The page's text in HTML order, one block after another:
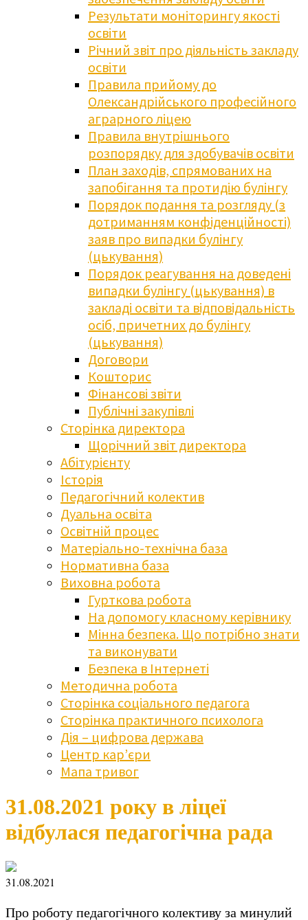
Результати моніторингу якості
освіти
Річний звіт про діяльність закладу
освіти
Правила прийому до
Олександрійського професійного
аграрного ліцею
Правила внутрішнього
розпорядку для здобувачів освіти
План заходів, спрямованих на
запобігання та протидію булінгу
Порядок подання та розгляду (з
дотриманням конфіденційності)
заяв про випадки булінгу
(цькування)
Порядок реагування на доведені
випадки булінгу (цькування) в
закладі освіти та відповідальність
осіб, причетних до булінгу
(цькування)
Договори
Кошторис
Фінансові звіти
Публічні закупівлі
Сторінка директора
Щорічний звіт директора
Абітурієнту
Історія
Педагогічний колектив
Дуальна освіта
Освітній процес
Матеріально-технічна база
Нормативна база
Виховна робота
Гурткова робота
На допомогу класному керівнику
Мінна безпека. Що потрібно знати
та виконувати
Безпека в Інтернеті
Методична робота
Сторінка соціального педагога
Сторінка практичного психолога
Дія – цифрова держава
Центр кар’єри
Мапа тривог
31.08.2021 року в ліцеї
відбулася педагогічна рада
31.08.2021
Про роботу педагогічного колективу за минулий